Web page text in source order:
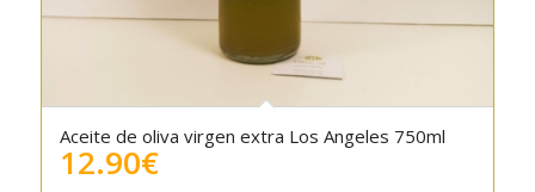
5.00
Aceite de oliva virgen extra Los Angeles 750ml
12.90€